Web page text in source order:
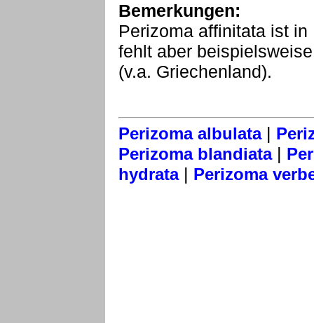
Bemerkungen:
Perizoma affinitata ist
fehlt aber
(v.a. Griechenland).
Perizoma albulata|
Perizoma blandiata|
hydrata| Perizoma